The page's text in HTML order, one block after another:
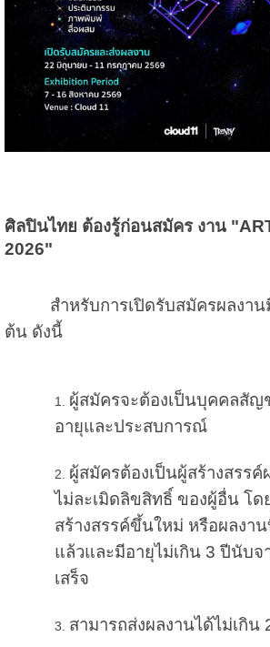
ศิลปินไทย ต้องรู้ก่อนสมัคร งาน
2026"
สำหรับการเปิดรับสมัครผลงาน
ต้น ดังนี้
ผู้สมัครจะต้องเป็นบุคคลสัญ
อายุและประสบการณ์
ผู้สมัครต้องเป็นผู้สร้างสรรค์
ไม่ละเมิดลิขสิทธิ์ ของผู้อื่น โด
สร้างสรรค์ขึ้นใหม่ หรือผลงาน
แล้วและมีอายุไม่เกิน 3 ปีนับ
เสร็จ
สามารถส่งผลงานได้ไม่เกิ